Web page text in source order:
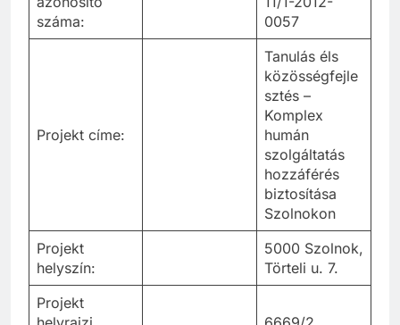
száma:
0057
Projekt címe:
Tanulás éls
közösségfejle
sztés –
Komplex
humán
szolgáltatás
hozzáférés
biztosítása
Szolnokon
Projekt
helyszín:
5000 Szolnok,
Törteli u. 7.
Projekt